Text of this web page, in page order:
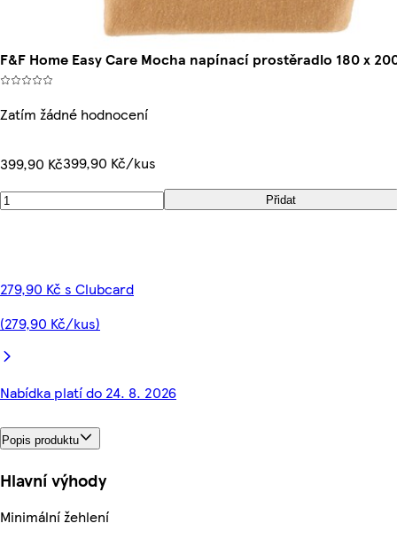
F&F Home Easy Care Mocha napínací prostěradlo 180 x
Zatím žádné hodnocení
399,90 Kč399,90 Kč/kus
Přidat
279,90 Kč s Clubcard
(279,90 Kč/kus)
Nabídka platí do 24. 8. 2026
Popis produktu
Hlavní výhody
Minimální žehlení